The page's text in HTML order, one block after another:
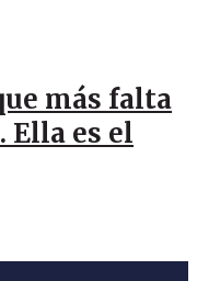
más falta
Ella es el